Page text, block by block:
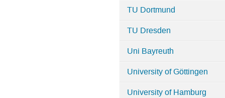
TU Dortmund
TU Dresden
Uni Bayreuth
University of Göttingen
University of Hamburg